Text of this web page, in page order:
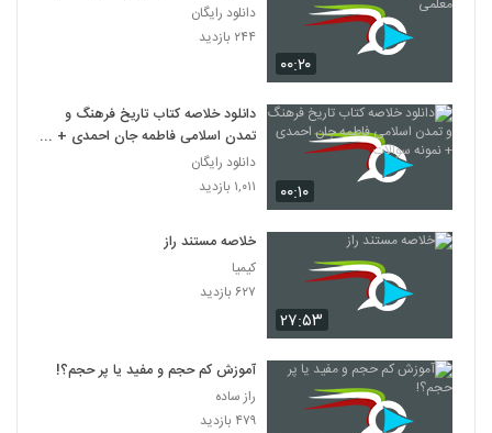
۰۰:۲۰
دانلود رایگان
۲۴۴ بازدید
۰۰:۱۰
دانلود خلاصه کتاب تاریخ فرهنگ و
تمدن اسلامی فاطمه جان احمدی +
نمونه سوالات
دانلود رایگان
۱,۰۱۱ بازدید
۲۷:۵۳
خلاصه مستند راز
کیمیا
۶۲۷ بازدید
آموزش کم حجم و مفید یا پر حجم؟!
راز ساده
۴۷۹ بازدید